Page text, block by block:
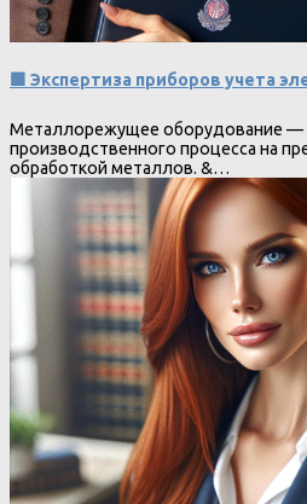
🟩 Экспертиза приборов учета
Металлорежущее оборудование —
производственного процесса на
обработкой металлов. &…